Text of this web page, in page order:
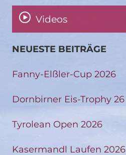
Videos
NEUESTE BEITRÄGE
Fanny-Elßler-Cup 2026
Dornbirner Eis-Trophy 26
Tyrolean Open 2026
Kasermandl Laufen 2026